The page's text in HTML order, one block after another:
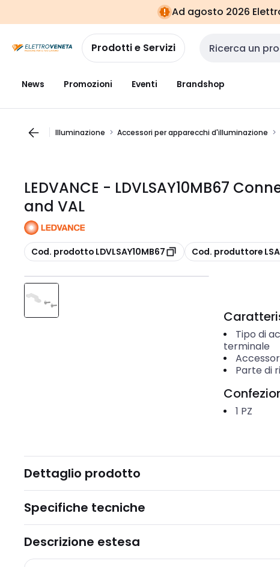
navigazionealla
pagina
Ad agosto 2026
Prodotti e Servizi Cerca input
News Promozioni Eventi Brandshop
Illuminazione Accessori per apparecchi d'illuminazione
LEDVANCE - LDVLSAY10MB67
and VAL
copia
Cod. prodotto LDVLSAY10MB67 copia
Cod. produttore
Tipo di
terminale
Parte di
1 PZ
Dettaglio prodotto
Specifiche tecniche
Descrizione estesa